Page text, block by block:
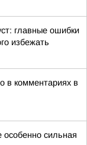
главные ошибки
избежать
в комментариях в
особенно сильная